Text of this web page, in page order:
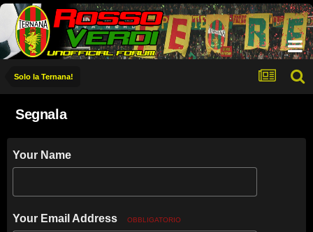
Solo la Ternana!
Segnala
Your Name
Your Email Address OBBLIGATORIO